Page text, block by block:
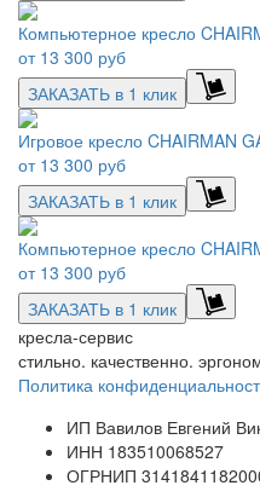
Компьютерное кресло
от13 300 руб
ЗАКАЗАТЬ в 1 клик
Игровое кресло CHAIRMAN
от13 300 руб
ЗАКАЗАТЬ в 1 клик
Компьютерное кресло
от13 300 руб
ЗАКАЗАТЬ в 1 клик
кресла-сервис
стильно. качественно.
Политика
ИП Вавилов Евгений
ИНН 183510068527
ОГРНИП